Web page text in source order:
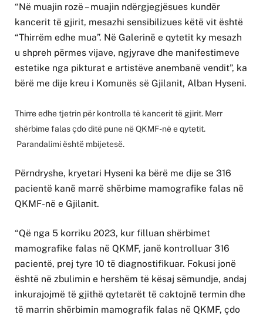
“Në muajin rozë – muajin ndërgjegjësues kundër
kancerit të gjirit, mesazhi sensibilizues këtë vit është
“Thirrëm edhe mua”. Në Galerinë e qytetit ky mesazh
u shpreh përmes vijave, ngjyrave dhe manifestimeve
estetike nga pikturat e artistëve anembanë vendit”, ka
bërë me dije kreu i Komunës së Gjilanit, Alban Hyseni.
Thirre edhe tjetrin për kontrolla të kancerit të gjirit. Merr
shërbime falas çdo ditë pune në QKMF-në e qytetit.
Parandalimi është mbijetesë.
Përndryshe, kryetari Hyseni ka bërë me dije se 316
pacientë kanë marrë shërbime mamografike falas në
QKMF-në e Gjilanit.
“Që nga 5 korriku 2023, kur filluan shërbimet
mamografike falas në QKMF, janë kontrolluar 316
pacientë, prej tyre 10 të diagnostifikuar. Fokusi jonë
është në zbulimin e hershëm të kësaj sëmundje, andaj
inkurajojmë të gjithë qytetarët të caktojnë termin dhe
të marrin shërbimin mamografik falas në QKMF, çdo